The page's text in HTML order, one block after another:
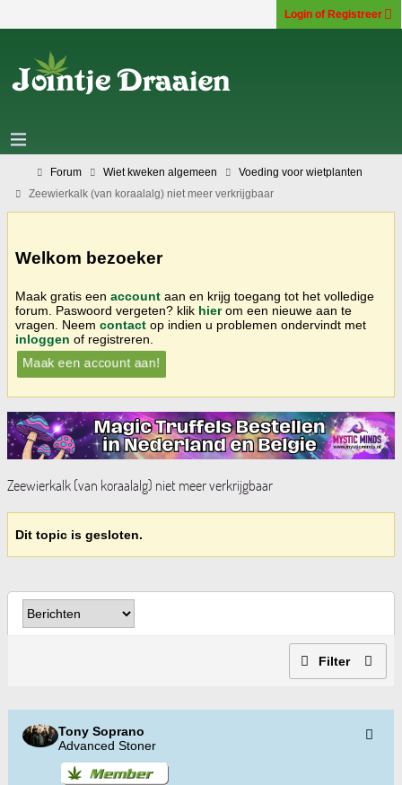
Login of Registreer
Forum Wiet kweken algemeen
Voeding voor wietplanten
Zeewierkalk (van koraalalg) niet meer verkrijgbaar
Welkom bezoeker
Maak gratis een account aan en krijg toegang tot het volledige
forum. Paswoord vergeten? klik hierom een nieuwe aan te
vragen. Neem contact op indien u problemen ondervindt met
inloggen of registreren.
Maak een account aan!
Zeewierkalk (van koraalalg) niet meer verkrijgbaar
Dit topic is gesloten.
Filter
Tony Soprano
Advanced Stoner